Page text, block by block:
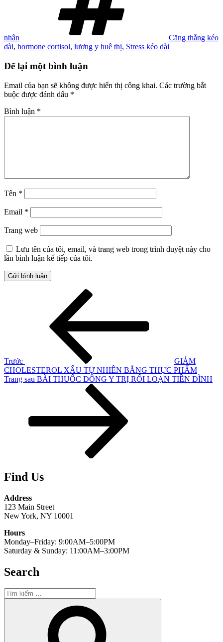
nhân
Căng thẳng kéo
dài, hormone cortisol, lương y huê thị, Stress kéo dài
Để lại một bình luận
Email của bạn sẽ không được hiển thị công khai. Các trường bắt
buộc được đánh dấu *
Bình luận *
Tên *
Email *
Trang web
Lưu tên của tôi, email, và trang web trong trình duyệt này cho
lần bình luận kế tiếp của tôi.
Trước
GIẢM
CHOLESTEROL XẤU TỰ NHIÊN BẰNG THỰC PHẨM
Bài
Trang sau BÀI THUỐC ĐÔNG Y TRỊ RỐI LOẠN TIỀN ĐÌNH
Find Us
Address
123 Main Street
New York, NY 10001
Hours
Monday–Friday: 9:00AM–5:00PM
Saturday & Sunday: 11:00AM–3:00PM
Search
Tìm
kiếm: